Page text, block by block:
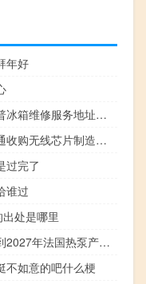
年好
山东潍坊可提供夏普冰箱维修服务地址在哪
前沿科技时讯：高通收购无线芯片制造商Wilocity 交易金额未披露
过完了
谁过
出处是哪里
法国总统马克龙：到2027年法国热泵产量将增加两倍
不如意的吧什么梗